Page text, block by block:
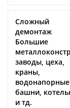
Сложный
демонтаж
Большие
заводы, цеха,
краны,
водонапорные
башни,
и тд.